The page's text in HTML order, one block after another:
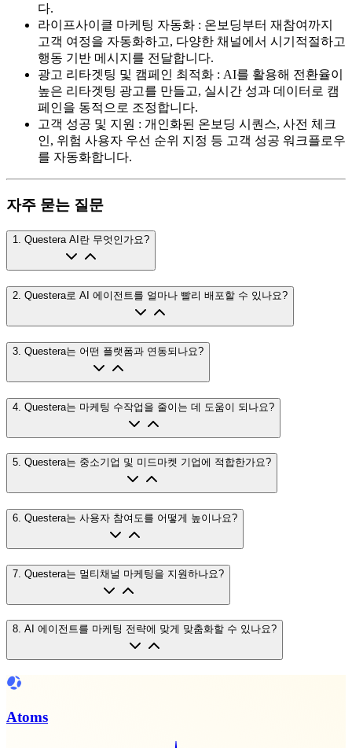
다.
라이프사이클 마케팅 자동화 : 온보딩부터 재참여까지
고객 여정을 자동화하고, 다양한 채널에서 시기적절하고
행동 기반 메시지를 전달합니다.
광고 리타겟팅 및 캠페인 최적화 : AI를 활용해 전환율이
높은 리타겟팅 광고를 만들고, 실시간 성과 데이터로 캠
페인을 동적으로 조정합니다.
고객 성공 및 지원 : 개인화된 온보딩 시퀀스, 사전 체크
인, 위험 사용자 우선 순위 지정 등 고객 성공 워크플로우
를 자동화합니다.
자주 묻는 질문
1. Questera AI란 무엇인가요?
2. Questera로 AI 에이전트를 얼마나 빨리 배포할 수 있나요?
3 Questera는 어떤 플랫폼과 연동되나요?
4 Questera는 마케팅 수작업을 줄이는 데 도움이 되나요?
5. Questera는 중소기업 및 미드마켓 기업에 적합한가요?
6 Questera는 사용자 참여도를 어떻게 높이나요?
7 Questera는 멀티채널 마케팅을 지원하나요?
8. AI 에이전트를 마케팅 전략에 맞게 맞춤화할 수 있나요?
Atoms